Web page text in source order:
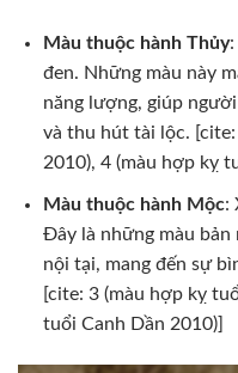
Màu thuộc hành Thủy:
đen. Những màu này
năng lượng, giúp
và thu hút tài lộc.
2010), 4 (màu hợp kỵ
Màu thuộc hành Mộc:
Đây là những màu bản
nội tại, mang đến sự
[cite: 3 (màu hợp kỵ
tuổi Canh Dần 2010)]